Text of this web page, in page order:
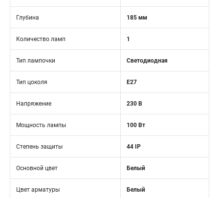
Глубина 185 мм
Количество ламп 1
Тип лампочки Светодиодная
Тип цоколя E27
Напряжение 230 В
Мощность лампы 100 Вт
Степень защиты 44 IP
Основной цвет Белый
Цвет арматуры Белый